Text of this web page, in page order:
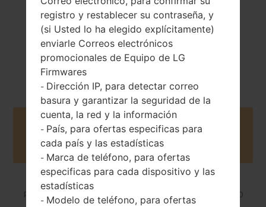
Android 5.0.x
Lollipop
Junio, 2014
Buy accessories on Amazon
Página principal → Serie LG G Pad 7.0 LGV400
registro y restablecer su contraseña, y
(si Usted lo ha elegido explícitamente)
enviarle Correos electrónicos
promocionales de Equipo de LG
Firmwares
- Dirección IP, para detectar correo
basura y garantizar la seguridad de la
cuenta, la red y la información
- País, para ofertas especificas para
cada país y las estadísticas
- Marca de teléfono, para ofertas
especificas para cada dispositivo y las
estadísticas
- Modelo de teléfono, para ofertas